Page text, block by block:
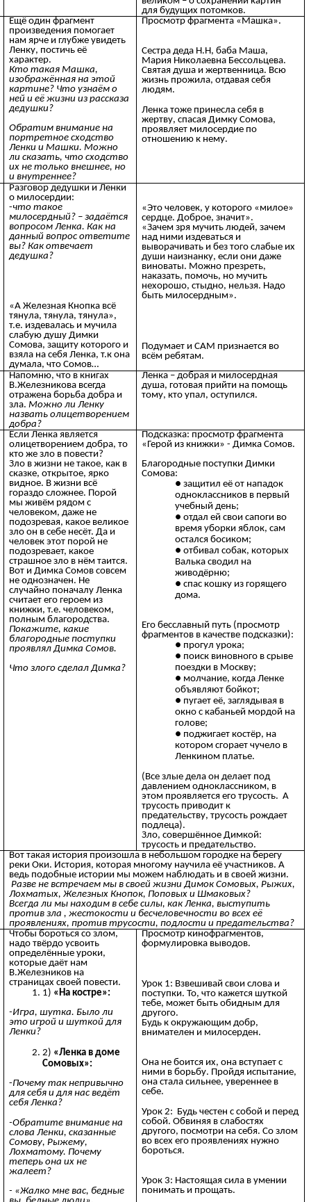
для будущих потомков.
Ещё один фрагмент
произведения помогает
нам ярче и глубже увидеть
Ленку, постичь её
характер.
Кто такая Машка,
изображённая на этой
картине? Что узнаём о
ней и её жизни из рассказа
дедушки?
Обратим внимание на
портретное сходство
Ленки и Машки. Можно
ли сказать, что сходство
их не только внешнее, но
и внутреннее?
Просмотр фрагмента «Машка».
Сестра деда Н.Н, баба Маша,
Мария Николаевна Бессольцева.
Святая душа и жертвенница. Всю
жизнь прожила, отдавая себя
людям.
Ленка тоже принесла себя в
жертву, спасая Димку Сомова,
проявляет милосердие по
отношению к нему.
Разговор дедушки и Ленки
о милосердии:
-что такое
милосердный? – задаётся
вопросом Ленка. Как на
данный вопрос ответите
вы? Как отвечает
дедушка?
«А Железная Кнопка всё
тянула, тянула, тянула»,
т.е. издевалась и мучила
слабую душу Димки
Сомова, защиту которого и
взяла на себя Ленка, т.к она
думала, что Сомов…
«Это человек, у которого «милое»
сердце. Доброе, значит».
«Зачем зря мучить людей, зачем
над ними издеваться и
выворачивать и без того слабые их
души наизнанку, если они даже
виноваты. Можно презреть,
наказать, помочь, но мучить
нехорошо, стыдно, нельзя. Надо
быть милосердным».
Подумает и САМ признается во
всём ребятам.
Напомню, что в книгах
В.Железникова всегда
отражена борьба добра и
зла.Можно ли Ленку
назвать олицетворением
добра?
Ленка – добрая и милосердная
душа, готовая прийти на помощь
тому, кто упал, оступился.
Если Ленка является
олицетворением добра, то
кто же зло в повести?
Зло в жизни не такое, как в
сказке, открытое, ярко
видное. В жизни всё
гораздо сложнее. Порой
мы живём рядом с
человеком, даже не
подозревая, какое великое
зло он в себе несёт. Да и
человек этот порой не
подозревает, какое
страшное зло в нём таится.
Вот и Димка Сомов совсем
не однозначен. Не
случайно поначалу Ленка
считает его героем из
книжки, т.е. человеком,
полным благородства.
Покажите, какие
благородные поступки
проявлял Димка Сомов.
Что злого сделал Димка?
Подсказка: просмотр фрагмента
«Герой из книжки» - Димка Сомов.
Благородные поступки Димки
Сомова:
защитил её от нападок
одноклассников в первый
учебный день;
отдал ей свои сапоги во
время уборки яблок, сам
остался босиком;
отбивал собак, которых
Валька сводил на
живодёрню;
спас кошку из горящего
дома.
Его бесславный путь (просмотр
фрагментов в качестве подсказки):
прогул урока;
поиск виновного в срыве
поездки в Москву;
молчание, когда Ленке
объявляют бойкот;
пугает её, заглядывая в
окно с кабаньей мордой на
голове;
поджигает костёр, на
котором сгорает чучело в
Ленкином платье.
(Все злые дела он делает под
давлением одноклассником, в
этом проявляется его трусость. А
трусость приводит к
предательству, трусость рождает
подлеца).
Зло, совершённое Димкой:
трусость и предательство.
Вот такая история произошла в небольшом городке на берегу
реки Оки. История, которая многому научила её участников. А
ведь подобные истории мы можем наблюдать и в своей жизни.
Разве не встречаем мы в своей жизни Димок Сомовых, Рыжих,
Лохматых, Железных Кнопок, Поповых и Шмаковых?
Всегда ли мы находим в себе силы, как Ленка, выступить
против зла , жестокости и бесчеловечности во всех её
проявлениях, против трусости, подлости и предательства?
Чтобы бороться со злом,
надо твёрдо усвоить
определённые уроки,
которые даёт нам
В.Железников на
страницах своей повести.
«На костре»:
-Игра, шутка. Было ли
это игрой и шуткой для
Ленки?
«Ленка в доме
Сомовых»:
-Почему так непривычно
для себя и для нас ведёт
себя Ленка?
-Обратите внимание на
слова Ленки, сказанные
Сомову, Рыжему,
Лохматому. Почему
теперь она их не
жалеет?
- «Жалко мне вас, бедные
Просмотр кинофрагментов,
формулировка выводов.
Урок 1: Взвешивай свои слова и
поступки. То, что кажется шуткой
тебе, может быть обидным для
другого.
Будь к окружающим добр,
внимателен и милосерден.
Она не боится их, она вступает с
ними в борьбу. Пройдя испытание,
она стала сильнее, увереннее в
себе.
Урок 2: Будь честен с собой и перед
собой. Обвиняя в слабостях
другого, посмотри на себя. Со злом
во всех его проявлениях нужно
бороться.
Урок 3: Настоящая сила в умении
понимать и прощать.